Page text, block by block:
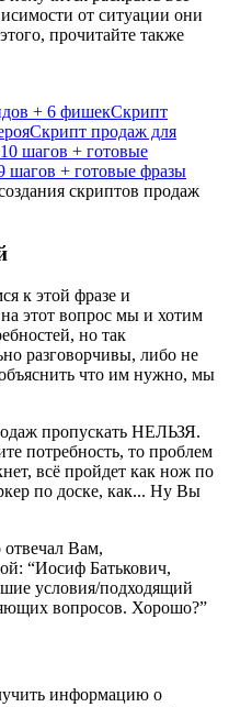
от ситуации они
прочитайте также
+ 6 фишекСкрипт
Скрипт продаж для
шагов + готовые
шагов + готовые фразы
скриптов продаж
к этой фразе и
этот вопрос мы и хотим
но так
разговорчивы, либо не
что им нужно, мы
пропускать НЕЛЬЗЯ.
потребность, то проблем
всё пройдет как нож по
по доске, как... Ну Вы
Вам,
“Иосиф Батькович,
условия/подходящий
вопросов. Хорошо?”
информацию о